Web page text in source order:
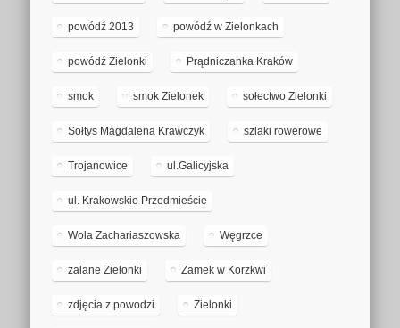
powódź 2013 powódź w Zielonkach
powódź Zielonki Prądniczanka Kraków
smok smok Zielonek sołectwo Zielonki
Sołtys Magdalena Krawczyk szlaki rowerowe
Trojanowice ul.Galicyjska
ul. Krakowskie Przedmieście
Wola Zachariaszowska Węgrzce
zalane Zielonki Zamek w Korzkwi
zdjęcia z powodzi Zielonki